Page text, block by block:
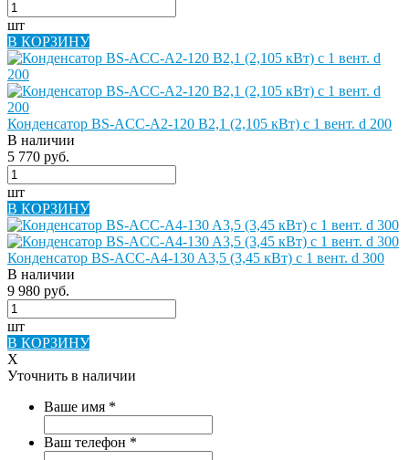
шт
В КОРЗИНУ
Конденсатор BS-ACC-A2-120 B2,1 (2,105 кВт) с 1 вент. d 200
В наличии
5 770 руб.
шт
В КОРЗИНУ
Конденсатор BS-ACC-A4-130 A3,5 (3,45 кВт) с 1 вент. d 300
В наличии
9 980 руб.
шт
В КОРЗИНУ
X
Уточнить в наличии
Ваше имя *
Ваш телефон *